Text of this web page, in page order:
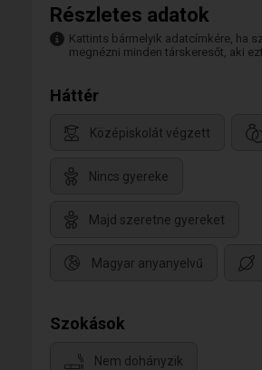
Részletes adatok
Kattints bármelyik adatcímkére, ha
megnézni minden társkeresőt, aki
Háttér
Középiskolát végzett
Nincs gyereke
Majd szeretne gyereket
Magyar anyanyelvű
Szokások
Nem dohányzik